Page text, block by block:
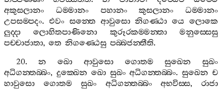
අකුසලානං
ධම‍්මානං පහානං කුසලානං
ධම‍්මානං
උපසම‍්පදං. එවං සන‍්තෙ ආවුසො නිගණ‍්ඨා යෙ ලොකෙ
ලුද‍්දා
ලොහිතපාණිනො කුරූරකම‍්මන‍්තා
මනුස‍්සෙසු
පච‍්චාජාතා, තෙ නිගණ‍්ඨෙසු පබ‍්බජන‍්තීති.
20.න ඛො ආවුසො ගොතම සුඛෙන
සුඛං
අධිගන‍්තබ‍්බං, දුක‍්ඛෙන ඛො සුඛං අධිගන‍්තබ‍්බං.සුඛෙන ච
හාවුසො
ගොතම සුඛං අධිගන‍්තබ‍්බං අභවිස‍්ස,රාජා